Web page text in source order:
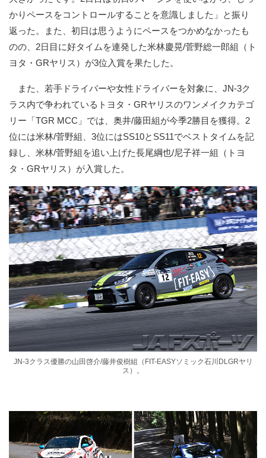
かりペースをコントロールすることを意識しました」と振り
返った。また、初日は思うようにペースをつかめなかったも
のの、2日目に好タイムを連発した米林慶晃/菅野総一郎組（ト
ヨタ・GRヤリス）が3位入賞を果たした。
また、若手ドライバーや女性ドライバーを対象に、JN-3ク
ラス内で争われているトヨタ・GRヤリスのワンメイクカテゴ
リー「TGR MCC」では、奥井/藤田組が今季2勝目を獲得。2
位には米林/菅野組、3位にはSS10とSS11でベストタイムを記
録し、米林/菅野組を追い上げた長尾綱也/尼子祥一組（トヨ
タ・GRヤリス）が入賞した。
JN-3クラス優勝の山田啓介/藤井俊樹組（FIT-EASYソミック石川DLGRヤリ
ス）。